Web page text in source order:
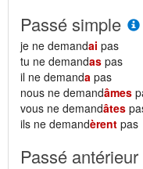
Passé simple
je ne demandai pas
tu ne demandas pas
il ne demanda pas
nous ne demandâmes
vous ne demandâtes
ils ne demandèrent pas
Passé antérieur